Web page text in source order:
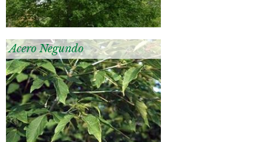
Acero Negundo